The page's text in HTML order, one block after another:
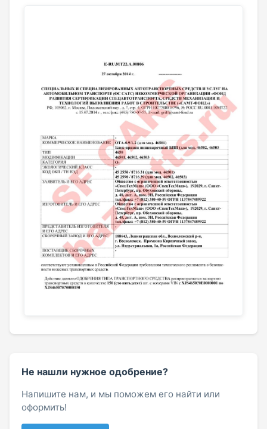
Не нашли нужное одобрение?
Напишите нам, и мы поможем его найти или
оформить!